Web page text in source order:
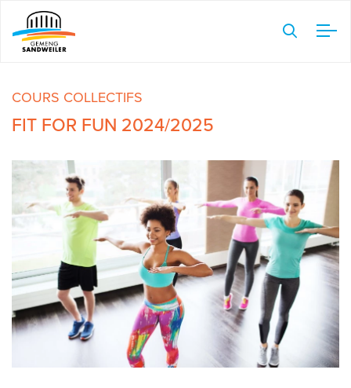
Veuillez
noter
site
Web
un
système
d'accessibilité.
COURS COLLECTIFS
FIT FOR FUN 2024/2025